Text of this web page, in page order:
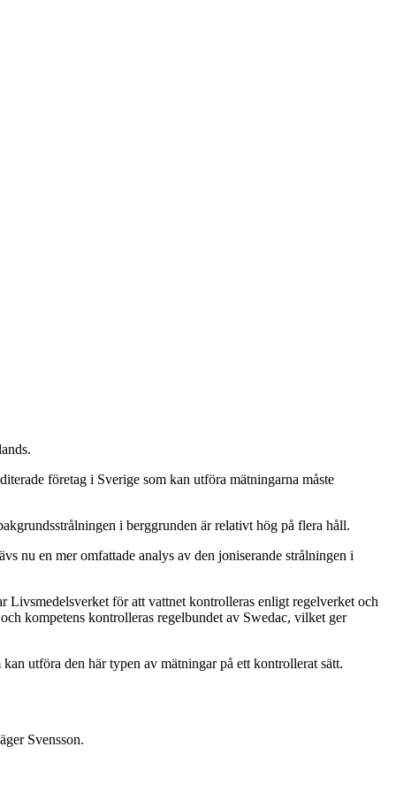
företag i Sverige som kan utföra mätningarna måste
i berggrunden är relativt hög på flera håll.
nu en mer omfattade analys av den joniserande strålningen i
Livsmedelsverket för att vattnet kontrolleras enligt regelverket och
kompetens kontrolleras regelbundet av Swedac, vilket ger
utföra den här typen av mätningar på ett kontrollerat sätt.
Svensson.